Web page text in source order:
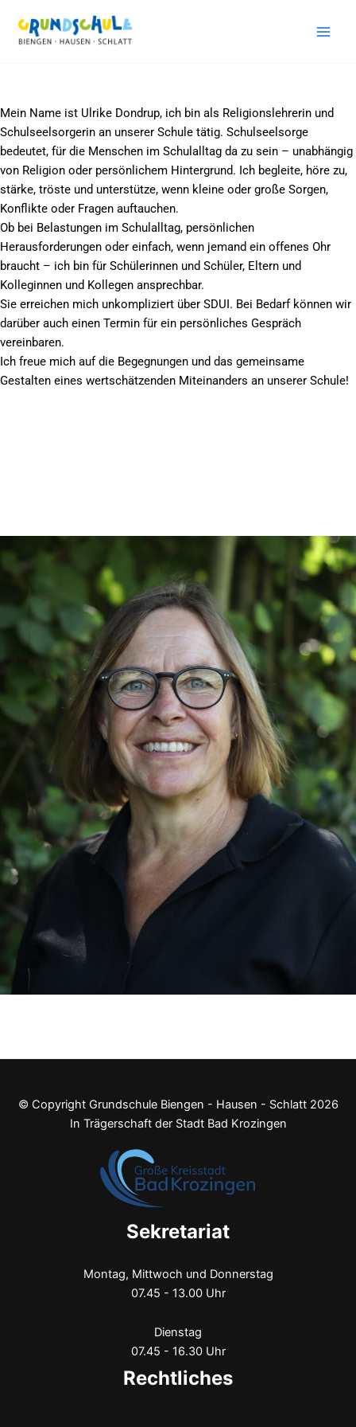
Inhalt
springen
Schulseelsorge
Mein Name ist Ulrike Dondrup, ich bin als Religionslehrerin und
Schulseelsorgerin an unserer Schule tätig. Schulseelsorge
bedeutet, für die Menschen im Schulalltag da zu sein – unabhängig
von Religion oder persönlichem Hintergrund. Ich begleite, höre zu,
stärke, tröste und unterstütze, wenn kleine oder große Sorgen,
Konflikte oder Fragen auftauchen.
Ob bei Belastungen im Schulalltag, persönlichen
Herausforderungen oder einfach, wenn jemand ein offenes Ohr
braucht – ich bin für Schülerinnen und Schüler, Eltern und
Kolleginnen und Kollegen ansprechbar.
Sie erreichen mich unkompliziert über SDUI. Bei Bedarf können wir
darüber auch einen Termin für ein persönliches Gespräch
vereinbaren.
Ich freue mich auf die Begegnungen und das gemeinsame
Gestalten eines wertschätzenden Miteinanders an unserer Schule!
© Copyright Grundschule Biengen - Hausen - Schlatt 2026
In Trägerschaft der Stadt Bad Krozingen
Sekretariat
Montag, Mittwoch und Donnerstag
07.45 - 13.00 Uhr
Dienstag
07.45 - 16.30 Uhr
Rechtliches